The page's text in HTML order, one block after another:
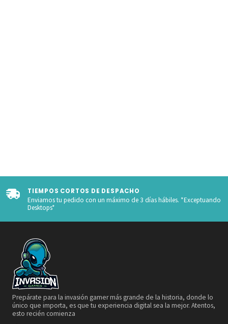
TIEMPOS CORTOS DE DESPACHO
Enviamos tu pedido con un máximo de 3 días hábiles. *Exceptuando
Desktops*
Prepárate para la invasión gamer más grande de la historia, donde lo
único que importa, es que tu experiencia digital sea la mejor. Atentos,
esto recién comienza